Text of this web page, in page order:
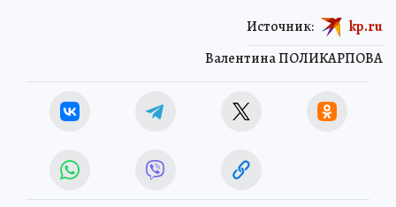
Валентина ПОЛИКАРПОВА
Источник: kp.ru